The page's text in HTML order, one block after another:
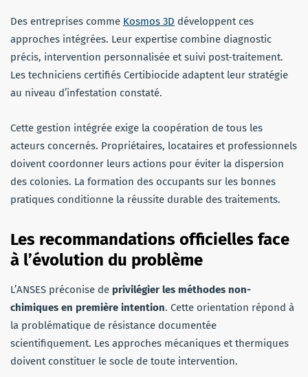
Des entreprises comme Kosmos 3D développent ces
approches intégrées. Leur expertise combine diagnostic
précis, intervention personnalisée et suivi post-traitement.
Les techniciens certifiés Certibiocide adaptent leur stratégie
au niveau d’infestation constaté.
Cette gestion intégrée exige la coopération de tous les
acteurs concernés. Propriétaires, locataires et professionnels
doivent coordonner leurs actions pour éviter la dispersion
des colonies. La formation des occupants sur les bonnes
pratiques conditionne la réussite durable des traitements.
Les recommandations officielles face
à l’évolution du problème
L’ANSES préconise de privilégier les méthodes non-
chimiques en première intention. Cette orientation répond à
la problématique de résistance documentée
scientifiquement. Les approches mécaniques et thermiques
doivent constituer le socle de toute intervention.